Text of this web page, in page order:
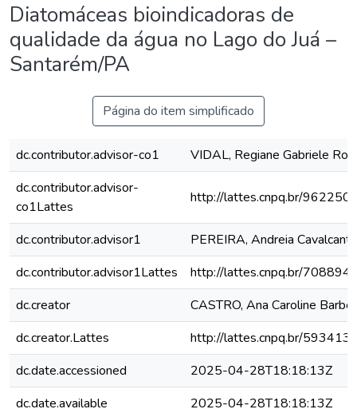
Diatomáceas bioindicadoras de
qualidade da água no Lago do Juá –
Santarém/PA
Página do item simplificado
dc.contributor.advisor-co1
VIDAL, Regiane Gabriele
dc.contributor.advisor-
co1Lattes
http://lattes.cnpq.br/
dc.contributor.advisor1
PEREIRA, Andreia Cavalcante
dc.contributor.advisor1Lattes
http://lattes.cnpq.br/
dc.creator
CASTRO, Ana Caroline
dc.creator.Lattes
http://lattes.cnpq.br/
dc.date.accessioned
2025-04-28T18:18:13Z
dc.date.available
2025-04-28T18:18:13Z